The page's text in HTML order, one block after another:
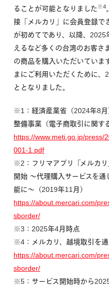
ることが可能となりました※4
接「メルカリ」に会員登録で
が初めてであり、以降、
えるなど多くの台湾のお客さ
の商品を購入いただいていま
まにご利用いただくために、
ととなりました。
※1：経済産業省（2024年8月
整備事業（電子商取引に関す
https://www.meti.go.jp/press/
001-1.pdf
※2：フリマアプリ「メルカ
開始 〜代理購入サービスを
能に〜（2019年11月）
https://about.mercari.com/
sborder/
※3：2025年4月時点
※4：メルカリ、越境取引を
https://about.mercari.com/
sborder/
※5：サービス開始時から